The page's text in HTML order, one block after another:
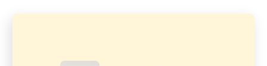
attestation sur